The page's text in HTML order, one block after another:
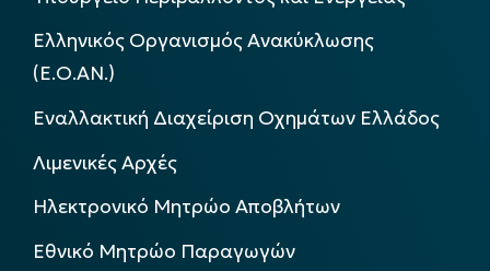
Ελληνικός Οργανισμός Ανακύκλωσης
(Ε.Ο.ΑΝ.)
Εναλλακτική Διαχείριση Οχημάτων Ελλάδος
Λιμενικές Αρχές
Ηλεκτρονικό Μητρώο Αποβλήτων
Εθνικό Μητρώο Παραγωγών